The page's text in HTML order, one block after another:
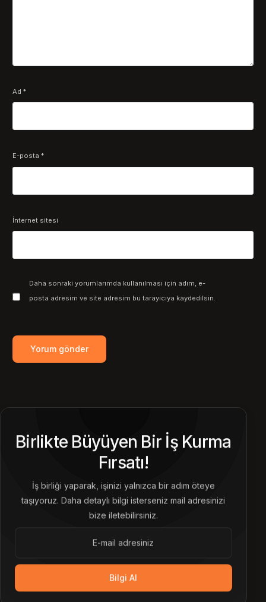
Ad*
E-posta*
İnternet sitesi
Daha sonraki yorumlarımda kullanılması için adım, e-
posta adresim ve site adresim bu tarayıcıya kaydedilsin.
Birlikte Büyüyen Bir İş Kurma
Fırsatı!
İş birliği yaparak, işinizi yalnızca bir adım öteye
taşıyoruz. Daha detaylı bilgi isterseniz mail adresinizi
bize iletebilirsiniz.
Bilgi Al